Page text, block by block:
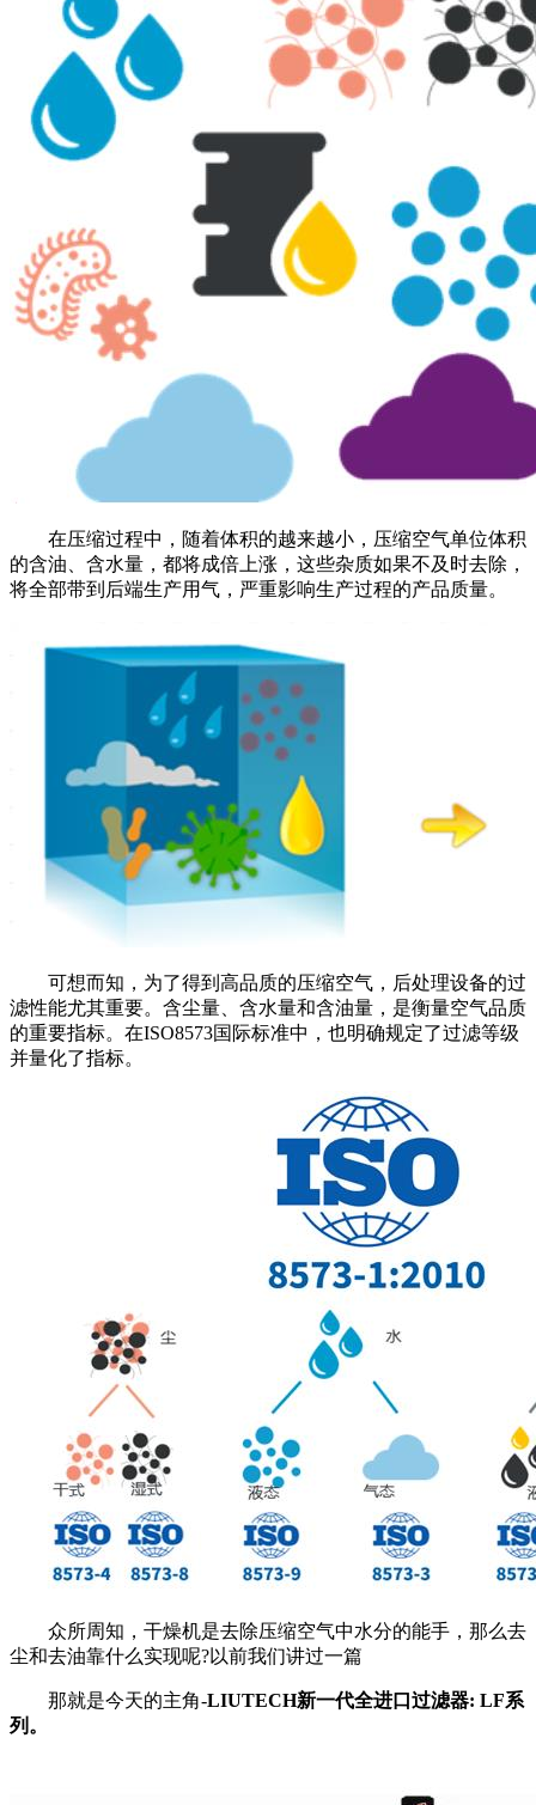
在压缩过程中，随着体积的越来越小，压缩空气单位体积
的含油、含水量，都将成倍上涨，这些杂质如果不及时去除，
将全部带到后端生产用气，严重影响生产过程的产品质量。
可想而知，为了得到高品质的压缩空气，后处理设备的过
滤性能尤其重要。含尘量、含水量和含油量，是衡量空气品质
的重要指标。在ISO8573国际标准中，也明确规定了过滤等级
并量化了指标。
众所周知，干燥机是去除压缩空气中水分的能手，那么去
尘和去油靠什么实现呢?以前我们讲过一篇
那就是今天的主角-LIUTECH新一代全进口过滤器: LF系
列。